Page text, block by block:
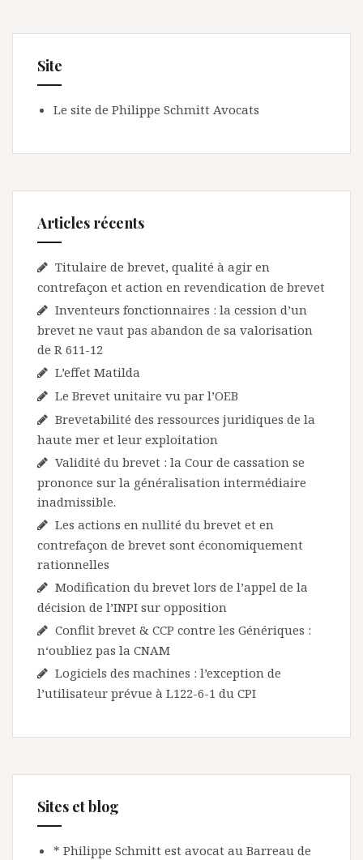
Site
Le site de Philippe Schmitt Avocats
Articles récents
Titulaire de brevet, qualité à agir en
contrefaçon et action en revendication de brevet
Inventeurs fonctionnaires : la cession d’un
brevet ne vaut pas abandon de sa valorisation
de R 611-12
L’effet Matilda
Le Brevet unitaire vu par l’OEB
Brevetabilité des ressources juridiques de la
haute mer et leur exploitation
Validité du brevet : la Cour de cassation se
prononce sur la généralisation intermédiaire
inadmissible.
Les actions en nullité du brevet et en
contrefaçon de brevet sont économiquement
rationnelles
Modification du brevet lors de l’appel de la
décision de l’INPI sur opposition
Conflit brevet & CCP contre les Génériques :
n‘oubliez pas la CNAM
Logiciels des machines : l’exception de
l’utilisateur prévue à L122-6-1 du CPI
Sites et blog
* Philippe Schmitt est avocat au Barreau de